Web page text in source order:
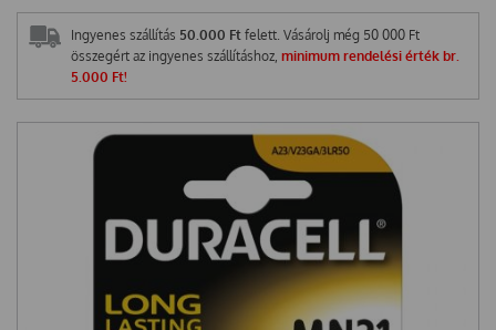
Ingyenes szállítás 50.000 Ft felett. Vásárolj még 50 000 Ft
összegért az ingyenes szállításhoz, minimum rendelési érték br.
5.000 Ft!